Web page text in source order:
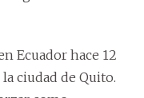
Ecuador hace 12
ciudad de Quito.